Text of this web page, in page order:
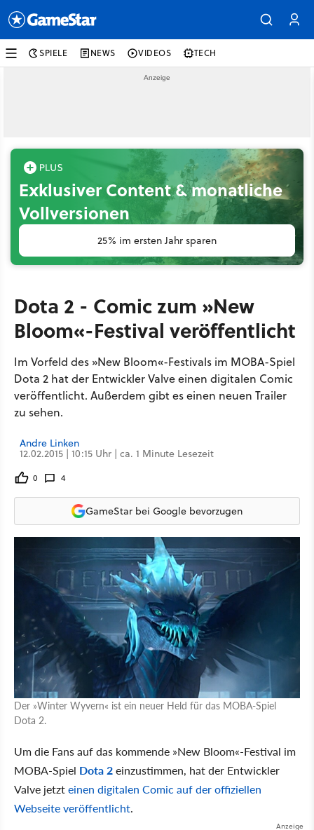
SPIELE NEWS VIDEOS TECH
Exklusiver Content & monatliche
Vollversionen
25% im ersten Jahr sparen
Dota 2 - Comic zum »New
Bloom«-Festival veröffentlicht
Im Vorfeld des »New Bloom«-Festivals im MOBA-Spiel
Dota 2 hat der Entwickler Valve einen digitalen Comic
veröffentlicht. Außerdem gibt es einen neuen Trailer
zu sehen.
Andre Linken
12.02.2015 | 10:15 Uhr | ca. 1 Minute Lesezeit
0 4
GameStar bei Google bevorzugen
Der »Winter Wyvern« ist ein neuer Held für das MOBA-Spiel
Dota 2.
Um die Fans auf das kommende »New Bloom«-Festival im
MOBA-Spiel Dota 2einzustimmen, hat der Entwickler
Valve jetzteinen digitalen Comic auf der offiziellen
Webseite veröffentlicht.